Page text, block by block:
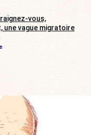
vous,
une vague migratoire